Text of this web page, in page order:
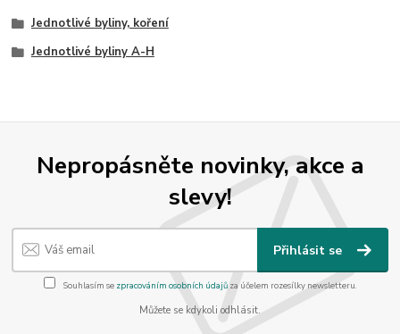
Jednotlivé byliny, koření
Jednotlivé byliny A-H
Nepropásněte novinky, akce a
slevy!
Přihlásit se
Souhlasím se zpracováním osobních údajůza účelem rozesílky newsletteru.
Můžete se kdykoli odhlásit.